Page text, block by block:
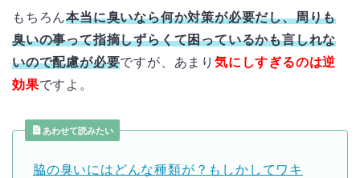
もちろん本当に臭いなら何か対策が必要だし、周りも
臭いの事って指摘しずらくて困っているかも言しれな
いので配慮が必要ですが、あまり気にしすぎるのは逆
効果ですよ。
あわせて読みたい
脇の臭いにはどんな種類が？もしかしてワキ